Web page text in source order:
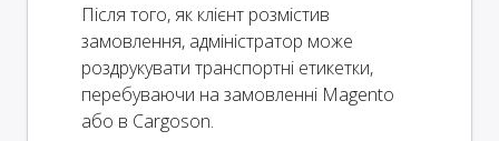
Після того, як клієнт розмістив
замовлення, адміністратор може
роздрукувати транспортні етикетки,
перебуваючи на замовленні Magento
або в Cargoson.